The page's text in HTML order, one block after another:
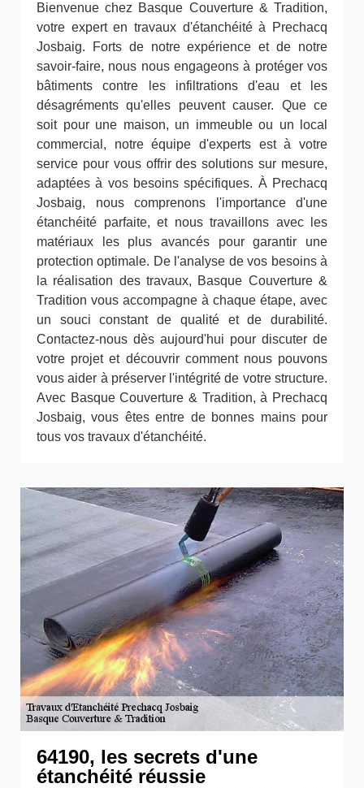
Bienvenue chez Basque Couverture & Tradition,
votre expert en travaux d'étanchéité à Prechacq
Josbaig. Forts de notre expérience et de notre
savoir-faire, nous nous engageons à protéger vos
bâtiments contre les infiltrations d'eau et les
désagréments qu'elles peuvent causer. Que ce
soit pour une maison, un immeuble ou un local
commercial, notre équipe d'experts est à votre
service pour vous offrir des solutions sur mesure,
adaptées à vos besoins spécifiques. À Prechacq
Josbaig, nous comprenons l'importance d'une
étanchéité parfaite, et nous travaillons avec les
matériaux les plus avancés pour garantir une
protection optimale. De l'analyse de vos besoins à
la réalisation des travaux, Basque Couverture &
Tradition vous accompagne à chaque étape, avec
un souci constant de qualité et de durabilité.
Contactez-nous dès aujourd'hui pour discuter de
votre projet et découvrir comment nous pouvons
vous aider à préserver l'intégrité de votre structure.
Avec Basque Couverture & Tradition, à Prechacq
Josbaig, vous êtes entre de bonnes mains pour
tous vos travaux d'étanchéité.
64190, les secrets d'une
étanchéité réussie